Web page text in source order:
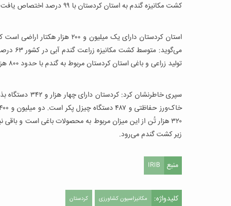
کشت مکانیزه گندم به استان کردستان با ۹۹ درصد اختصاص یافت.
تولید زراعی و باغی استان کردستان مربوط به گندم با حدود ۸۰۰ هزار تُن و توت فرنگی با حدود ۴۸ هزار تُن است.
زیر کشت گندم می‌رود.
منبع IRIB
کلیدواژه: مکانیزاسیون کشاورزی کردستان